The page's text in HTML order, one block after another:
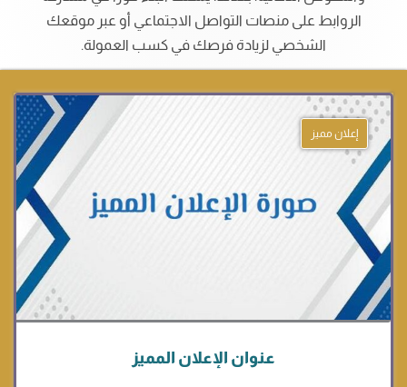
الروابط على منصات التواصل الاجتماعي أو عبر موقعك
الشخصي لزيادة فرصك في كسب العمولة.
إعلان مميز
عنوان الإعلان المميز